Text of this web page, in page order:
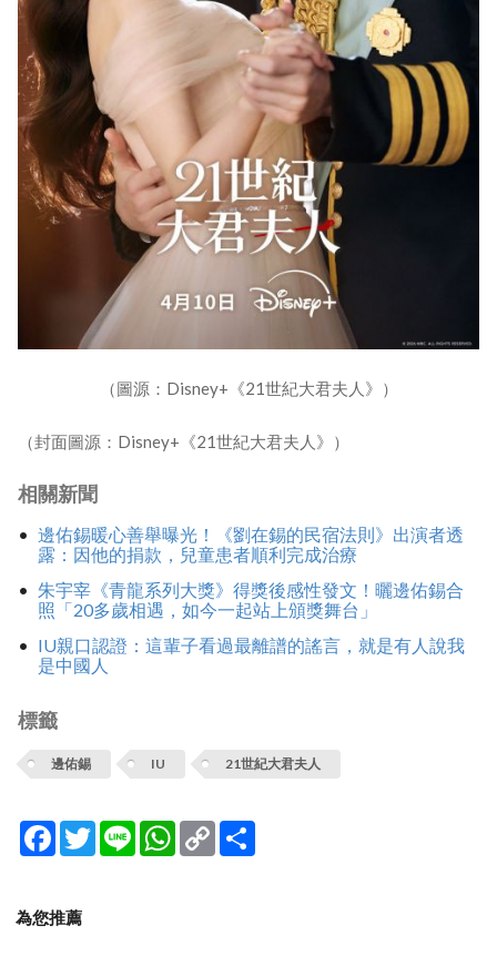
（圖源：Disney+《21世紀大君夫人》）
（封面圖源：Disney+《21世紀大君夫人》）
相關新聞
邊佑錫暖心善舉曝光！《劉在錫的民宿法則》出演者透
露：因他的捐款，兒童患者順利完成治療
朱宇宰《青龍系列大獎》得獎後感性發文！曬邊佑錫合
照「20多歲相遇，如今一起站上頒獎舞台」
IU親口認證：這輩子看過最離譜的謠言，就是有人說我
是中國人
標籤
邊佑錫 IU 21世紀大君夫人
Facebook
TwitterLine WhatsApp
Copy
Link
為您推薦